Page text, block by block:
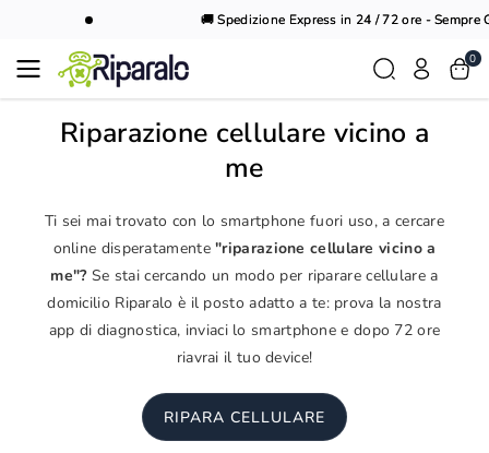
🚚 Spedizione Express in 24 / 72 ore - Sempre
0
Riparazione cellulare vicino a
me
Ti sei mai trovato con lo smartphone fuori uso, a cercare
online disperatamente"riparazione cellulare vicino a
me"?Se stai cercando un modo per riparare cellulare a
domicilio Riparalo è il posto adatto a te: prova la nostra
app di diagnostica, inviaci lo smartphone e dopo 72 ore
riavrai il tuo device!
RIPARA CELLULARE